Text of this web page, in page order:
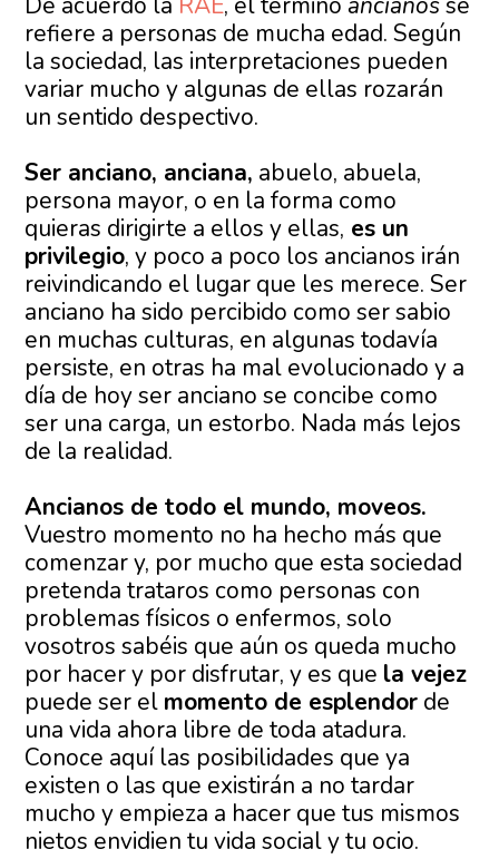
refiere a personas de mucha edad. Según
la sociedad, las interpretaciones pueden
variar mucho y algunas de ellas rozarán
un sentido despectivo.
Ser anciano, anciana, abuelo, abuela,
persona mayor, o en la forma como
quieras dirigirte a ellos y ellas, es un
privilegio, y poco a poco los ancianos irán
reivindicando el lugar que les merece. Ser
anciano ha sido percibido como ser sabio
en muchas culturas, en algunas todavía
persiste, en otras ha mal evolucionado y a
día de hoy ser anciano se concibe como
ser una carga, un estorbo. Nada más lejos
de la realidad.
Ancianos de todo el mundo, moveos.
Vuestro momento no ha hecho más que
comenzar y, por mucho que esta sociedad
pretenda trataros como personas con
problemas físicos o enfermos, solo
vosotros sabéis que aún os queda mucho
por hacer y por disfrutar, y es que la vejez
puede ser el momento de esplendor de
una vida ahora libre de toda atadura.
Conoce aquí las posibilidades que ya
existen o las que existirán a no tardar
mucho y empieza a hacer que tus mismos
nietos envidien tu vida social y tu ocio.